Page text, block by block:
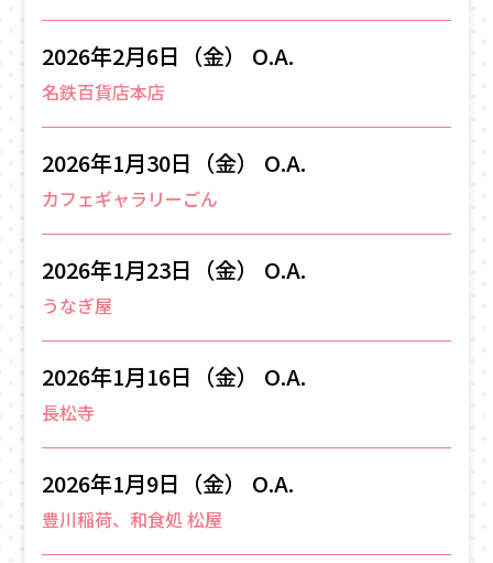
2026年2月6日（金） O.A.
名鉄百貨店本店
2026年1月30日（金） O.A.
カフェギャラリーごん
2026年1月23日（金） O.A.
うなぎ屋
2026年1月16日（金） O.A.
長松寺
2026年1月9日（金） O.A.
豊川稲荷、和食処 松屋